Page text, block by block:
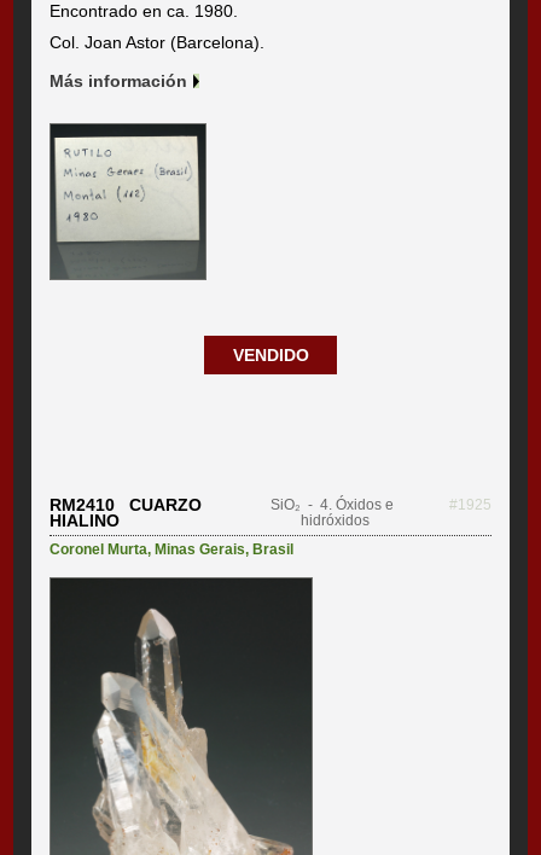
Encontrado en ca. 1980.
Col. Joan Astor (Barcelona).
Más información
VENDIDO
RM2410 CUARZO
HIALINO
SiO₂ - 4. Óxidos e
hidróxidos
#1925
Coronel Murta, Minas Gerais, Brasil